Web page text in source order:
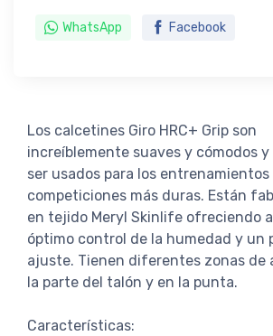
WhatsApp Facebook
Los calcetines Giro HRC+ Grip son
increíblemente suaves y cómodos y
ser usados para los entrenamientos
competiciones más duras. Están
en tejido Meryl Skinlife ofreciendo
óptimo control de la humedad y un
ajuste. Tienen diferentes zonas de
la parte del talón y en la punta.
Características: